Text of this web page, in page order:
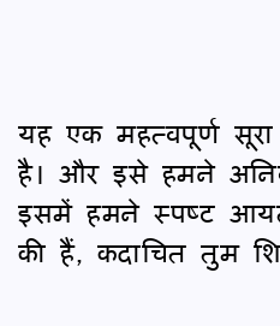
यह एक महत्वपूर्ण
है। और इसे हमने
इसमें हमने स्पष्‍ट
की हैं, कदाचित तुम